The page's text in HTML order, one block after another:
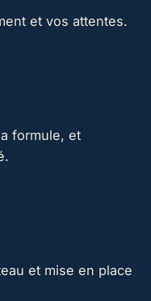
et vos attentes.
formule, et
et mise en place